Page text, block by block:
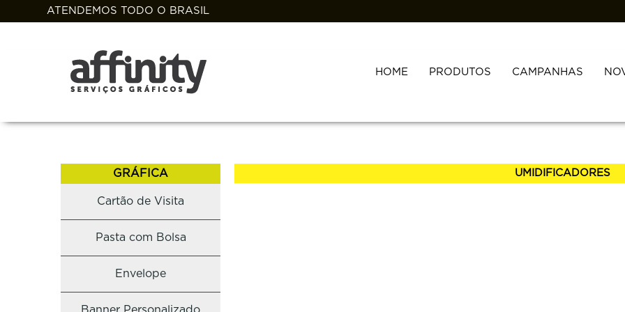
ATENDEMOS TODO O BRASIL
HOME PRODUTOS CAMPANHAS
GRÁFICA
Cartão de Visita
Pasta com Bolsa
Envelope
UMIDIFICADORES